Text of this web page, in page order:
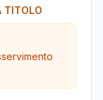
TITOLO